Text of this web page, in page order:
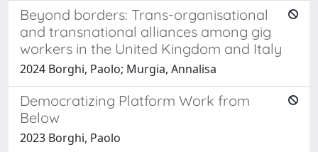
Beyond borders: Trans-organisational
and transnational alliances among gig
workers in the United Kingdom and Italy
2024 Borghi, Paolo; Murgia, Annalisa
Democratizing Platform Work from
Below
2023 Borghi, Paolo